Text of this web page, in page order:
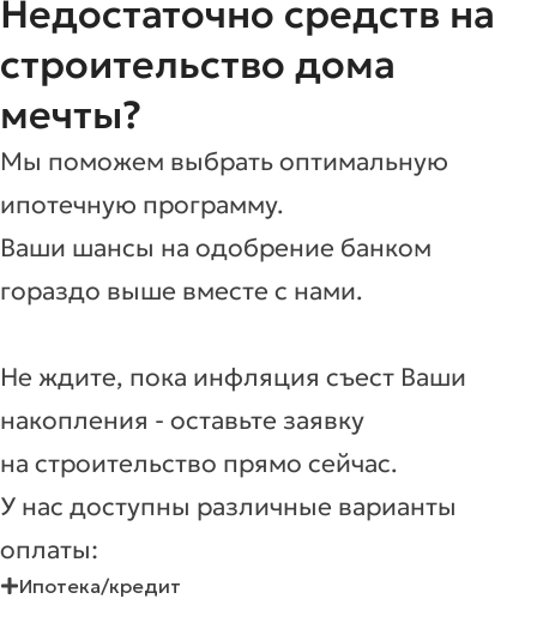
Недостаточно средств на
строительство дома
мечты?
Мы поможем выбрать оптимальную
ипотечную программу.
Ваши шансы на одобрение банком
гораздо выше вместе с нами.
Не ждите, пока инфляция съест Ваши
накопления - оставьте заявку
на строительство прямо сейчас.
У нас доступны различные варианты
оплаты:
Ипотека/кредит